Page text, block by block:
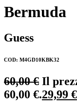
Bermuda
Guess
COD: M4GD10KBK32
60,00€ Il
60,00 €.29,99 €